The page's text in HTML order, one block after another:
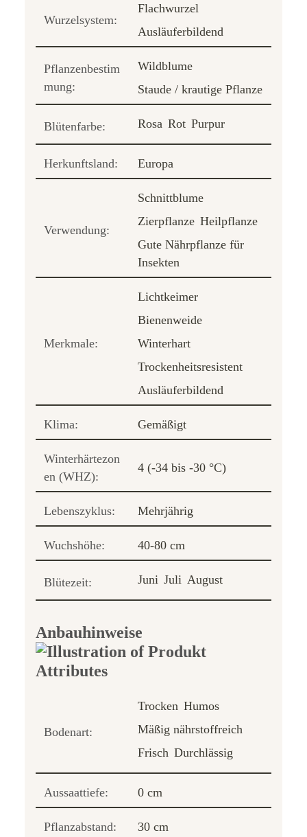
Wurzelsystem:
Flachwurzel
Ausläuferbildend
Pflanzenbestim
mung:
Wildblume
Staude / krautige Pflanze
Blütenfarbe: Rosa Rot Purpur
Herkunftsland: Europa
Verwendung:
Schnittblume
Zierpflanze Heilpflanze
Gute Nährpflanze für
Insekten
Merkmale:
Lichtkeimer
Bienenweide
Winterhart
Trockenheitsresistent
Ausläuferbildend
Klima: Gemäßigt
Winterhärtezon
en (WHZ):
4 (-34 bis -30 °C)
Lebenszyklus: Mehrjährig
Wuchshöhe: 40-80 cm
Blütezeit: Juni Juli August
Anbauhinweise
Bodenart:
Trocken Humos
Mäßig nährstoffreich
Frisch Durchlässig
Aussaattiefe: 0 cm
Pflanzabstand: 30 cm